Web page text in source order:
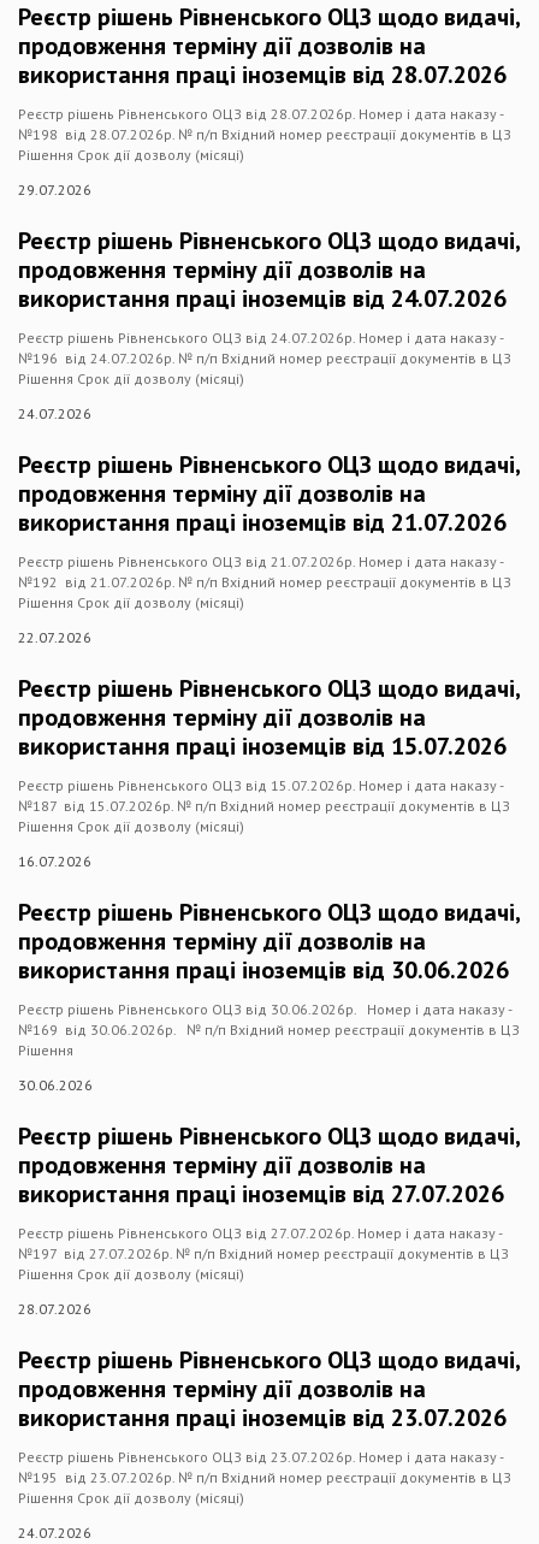
Реєстр рішень Рівненського ОЦЗ щодо видачі,
продовження терміну дії дозволів на
використання праці іноземців від 28.07.2026
Реєстр рішень Рівненського ОЦЗ від 28.07.2026р. Номер і дата наказу -
№198 від 28.07.2026р. № п/п Вхідний номер реєстрації документів в ЦЗ
Рішення Срок дії дозволу (місяці)
29.07.2026
Реєстр рішень Рівненського ОЦЗ щодо видачі,
продовження терміну дії дозволів на
використання праці іноземців від 24.07.2026
Реєстр рішень Рівненського ОЦЗ від 24.07.2026р. Номер і дата наказу -
№196 від 24.07.2026р. № п/п Вхідний номер реєстрації документів в ЦЗ
Рішення Срок дії дозволу (місяці)
24.07.2026
Реєстр рішень Рівненського ОЦЗ щодо видачі,
продовження терміну дії дозволів на
використання праці іноземців від 21.07.2026
Реєстр рішень Рівненського ОЦЗ від 21.07.2026р. Номер і дата наказу -
№192 від 21.07.2026р. № п/п Вхідний номер реєстрації документів в ЦЗ
Рішення Срок дії дозволу (місяці)
22.07.2026
Реєстр рішень Рівненського ОЦЗ щодо видачі,
продовження терміну дії дозволів на
використання праці іноземців від 15.07.2026
Реєстр рішень Рівненського ОЦЗ від 15.07.2026р. Номер і дата наказу -
№187 від 15.07.2026р. № п/п Вхідний номер реєстрації документів в ЦЗ
Рішення Срок дії дозволу (місяці)
16.07.2026
Реєстр рішень Рівненського ОЦЗ щодо видачі,
продовження терміну дії дозволів на
використання праці іноземців від 30.06.2026
Реєстр рішень Рівненського ОЦЗ від 30.06.2026р. Номер і дата наказу -
№169 від 30.06.2026р. № п/п Вхідний номер реєстрації документів в ЦЗ
Рішення
30.06.2026
Реєстр рішень Рівненського ОЦЗ щодо видачі,
продовження терміну дії дозволів на
використання праці іноземців від 27.07.2026
Реєстр рішень Рівненського ОЦЗ від 27.07.2026р. Номер і дата наказу -
№197 від 27.07.2026р. № п/п Вхідний номер реєстрації документів в ЦЗ
Рішення Срок дії дозволу (місяці)
28.07.2026
Реєстр рішень Рівненського ОЦЗ щодо видачі,
продовження терміну дії дозволів на
використання праці іноземців від 23.07.2026
Реєстр рішень Рівненського ОЦЗ від 23.07.2026р. Номер і дата наказу -
№195 від 23.07.2026р. № п/п Вхідний номер реєстрації документів в ЦЗ
Рішення Срок дії дозволу (місяці)
24.07.2026